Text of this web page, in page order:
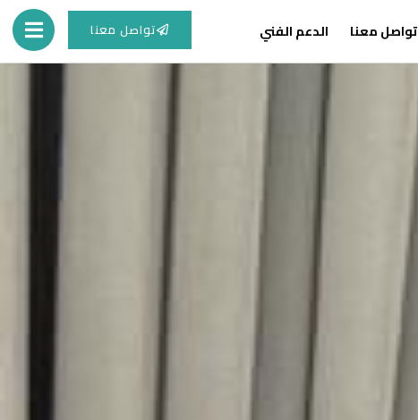
تواصل معنا الدعم الفني تواصل معنا